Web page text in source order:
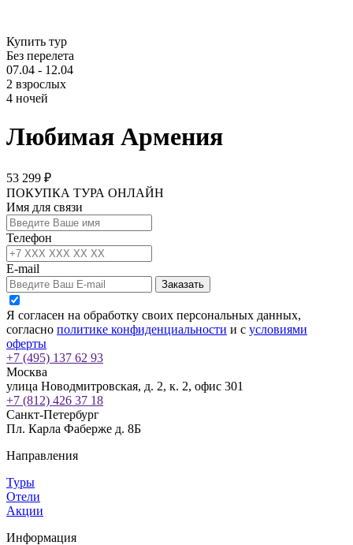
Купить тур
Без перелета
07.04 - 12.04
2 взрослых
4 ночей
Любимая Армения
53 299 ₽
ПОКУПКА ТУРА ОНЛАЙН
Имя для связи
Телефон
E-mail
Заказать
Я согласен на обработку своих персональных данных,
согласно политике конфиденциальности и с условиями
оферты
+7 (495) 137 62 93
Москва
улица Новодмитровская, д. 2, к. 2, офис 301
+7 (812) 426 37 18
Санкт-Петербург
Пл. Карла Фаберже д. 8Б
Направления
Туры
Отели
Акции
Информация